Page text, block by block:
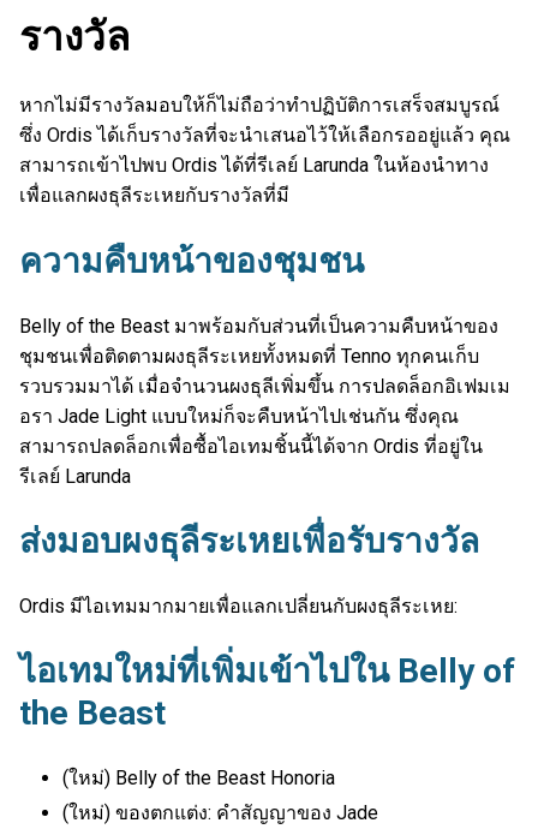
รางวัล
หากไม่มีรางวัลมอบให้ก็ไม่ถือว่าทำปฏิบัติการเสร็จสมบูรณ์
ซึ่ง Ordis ได้เก็บรางวัลที่จะนำเสนอไว้ให้เลือกรออยู่แล้ว คุณ
สามารถเข้าไปพบ Ordis ได้ที่รีเลย์ Larunda ในห้องนำทาง
เพื่อแลกผงธุลีระเหยกับรางวัลที่มี
ความคืบหน้าของชุมชน
Belly of the Beast มาพร้อมกับส่วนที่เป็นความคืบหน้าของ
ชุมชนเพื่อติดตามผงธุลีระเหยทั้งหมดที่ Tenno ทุกคนเก็บ
รวบรวมมาได้ เมื่อจำนวนผงธุลีเพิ่มขึ้น การปลดล็อกอิเฟมเม
อรา Jade Light แบบใหม่ก็จะคืบหน้าไปเช่นกัน ซึ่งคุณ
สามารถปลดล็อกเพื่อซื้อไอเทมชิ้นนี้ได้จาก Ordis ที่อยู่ใน
รีเลย์ Larunda
ส่งมอบผงธุลีระเหยเพื่อรับรางวัล
Ordis มีไอเทมมากมายเพื่อแลกเปลี่ยนกับผงธุลีระเหย:
ไอเทมใหม่ที่เพิ่มเข้าไปใน Belly of
the Beast
(ใหม่) Belly of the Beast Honoria
(ใหม่) ของตกแต่ง: คำสัญญาของ Jade